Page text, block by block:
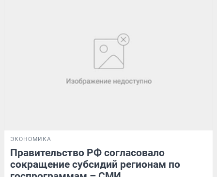
ЭКОНОМИКА
Правительство РФ согласовало
сокращение субсидий регионам по